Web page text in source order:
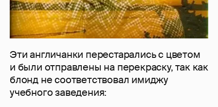
Эти англичанки перестарались с цветом
и были отправлены на перекраску, так как
блонд не соответствовал имиджу
учебного заведения: